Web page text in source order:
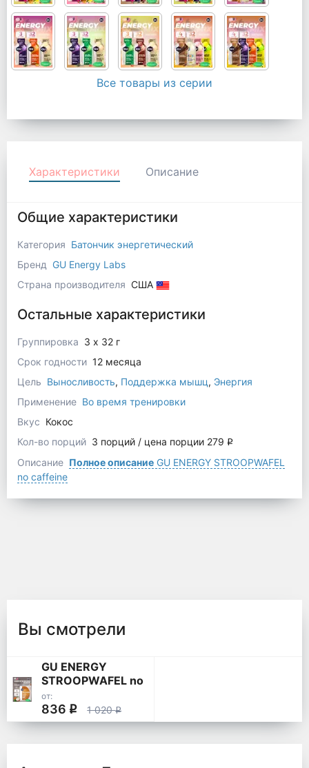
Все товары из серии
Характеристики Описание
Общие характеристики
Категория Батончик энергетический
Бренд
GU Energy Labs
Страна производителя США
Остальные характеристики
Группировка 3 x 32 г
Срок годности 12 месяца
Цель Выносливость, Поддержка мышц, Энергия
Применение Во время тренировки
Вкус Кокос
Кол-во порций 3 порций / цена порции 279 q
Описание Полное описаниеGU ENERGY STROOPWAFEL
no caffeine
Вы смотрели
GU ENERGY
STROOPWAFEL no
caffeine
от:
836 q 1 020q